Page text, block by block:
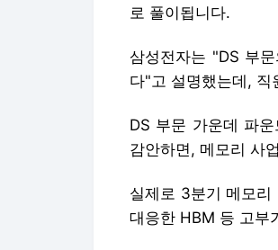
로 풀이됩니다.
삼성전자는 "DS 부
다"고 설명했는데,
DS 부문 가운데 파
감안하면, 메모리 사
실제로 3분기 메모리
대응한 HBM 등 고부